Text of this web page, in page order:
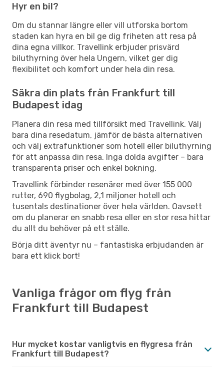
Hyr en bil?
Om du stannar längre eller vill utforska bortom
staden kan hyra en bil ge dig friheten att resa på
dina egna villkor. Travellink erbjuder prisvärd
biluthyrning över hela Ungern, vilket ger dig
flexibilitet och komfort under hela din resa.
Säkra din plats från Frankfurt till
Budapest idag
Planera din resa med tillförsikt med Travellink. Välj
bara dina resedatum, jämför de bästa alternativen
och välj extrafunktioner som hotell eller biluthyrning
för att anpassa din resa. Inga dolda avgifter – bara
transparenta priser och enkel bokning.
Travellink förbinder resenärer med över 155 000
rutter, 690 flygbolag, 2,1 miljoner hotell och
tusentals destinationer över hela världen. Oavsett
om du planerar en snabb resa eller en stor resa hittar
du allt du behöver på ett ställe.
Börja ditt äventyr nu – fantastiska erbjudanden är
bara ett klick bort!
Vanliga frågor om flyg från
Frankfurt till Budapest
Hur mycket kostar vanligtvis en flygresa från
Frankfurt till Budapest?